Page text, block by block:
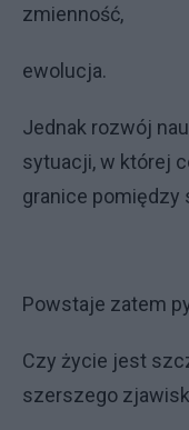
zmienność,
ewolucja.
Jednak rozwój
sytuacji, w której
granice pomiędzy
Powstaje zatem
Czy życie jest
szerszego